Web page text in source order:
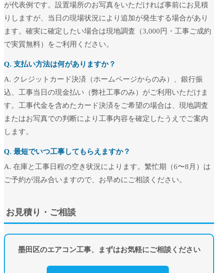
が代表例です。設置場所のお写真をいただければ事前にお見積
りしますが、当日の現場状況により追加が発生する場合があり
ます。確実に確定したい場合は現地調査（3,000円・工事ご成約
で実質無料）をご利用ください。
Q. 支払い方法は何がありますか？
A. クレジットカード決済（ホームページからのみ）、銀行振
込、工事当日の現金払い（弊社工事のみ）がご利用いただけま
す。工事代金を含めたカード決済をご希望の場合は、現地調査
またはお写真での判断により工事内容を確定したうえでご案内
します。
Q. 最短でいつ工事してもらえますか？
A. 在庫と工事日程の空き状況によります。繁忙期（6〜8月）は
ご予約が混み合いますので、お早めにご相談ください。
お見積り・ご相談
墨田区のエアコン工事、まずはお気軽にご相談ください